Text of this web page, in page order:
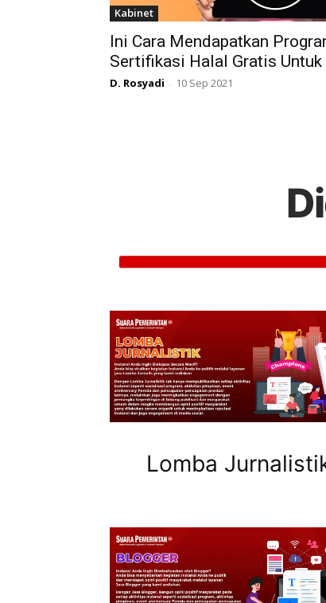
Kabinet
Ini Cara Mendapatkan
Sertifikasi Halal Gratis Untuk
D. Rosyadi - 10 Sep 2021
Lomba